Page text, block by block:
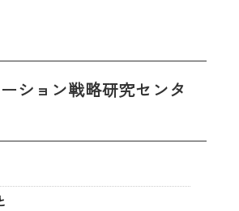
ション戦略研究センタ